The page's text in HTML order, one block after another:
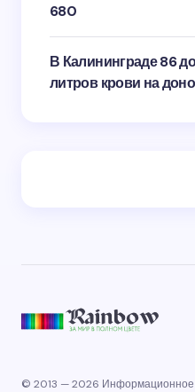
680
В Калининграде 86
литров крови на
© 2013 — 2026 Информационное